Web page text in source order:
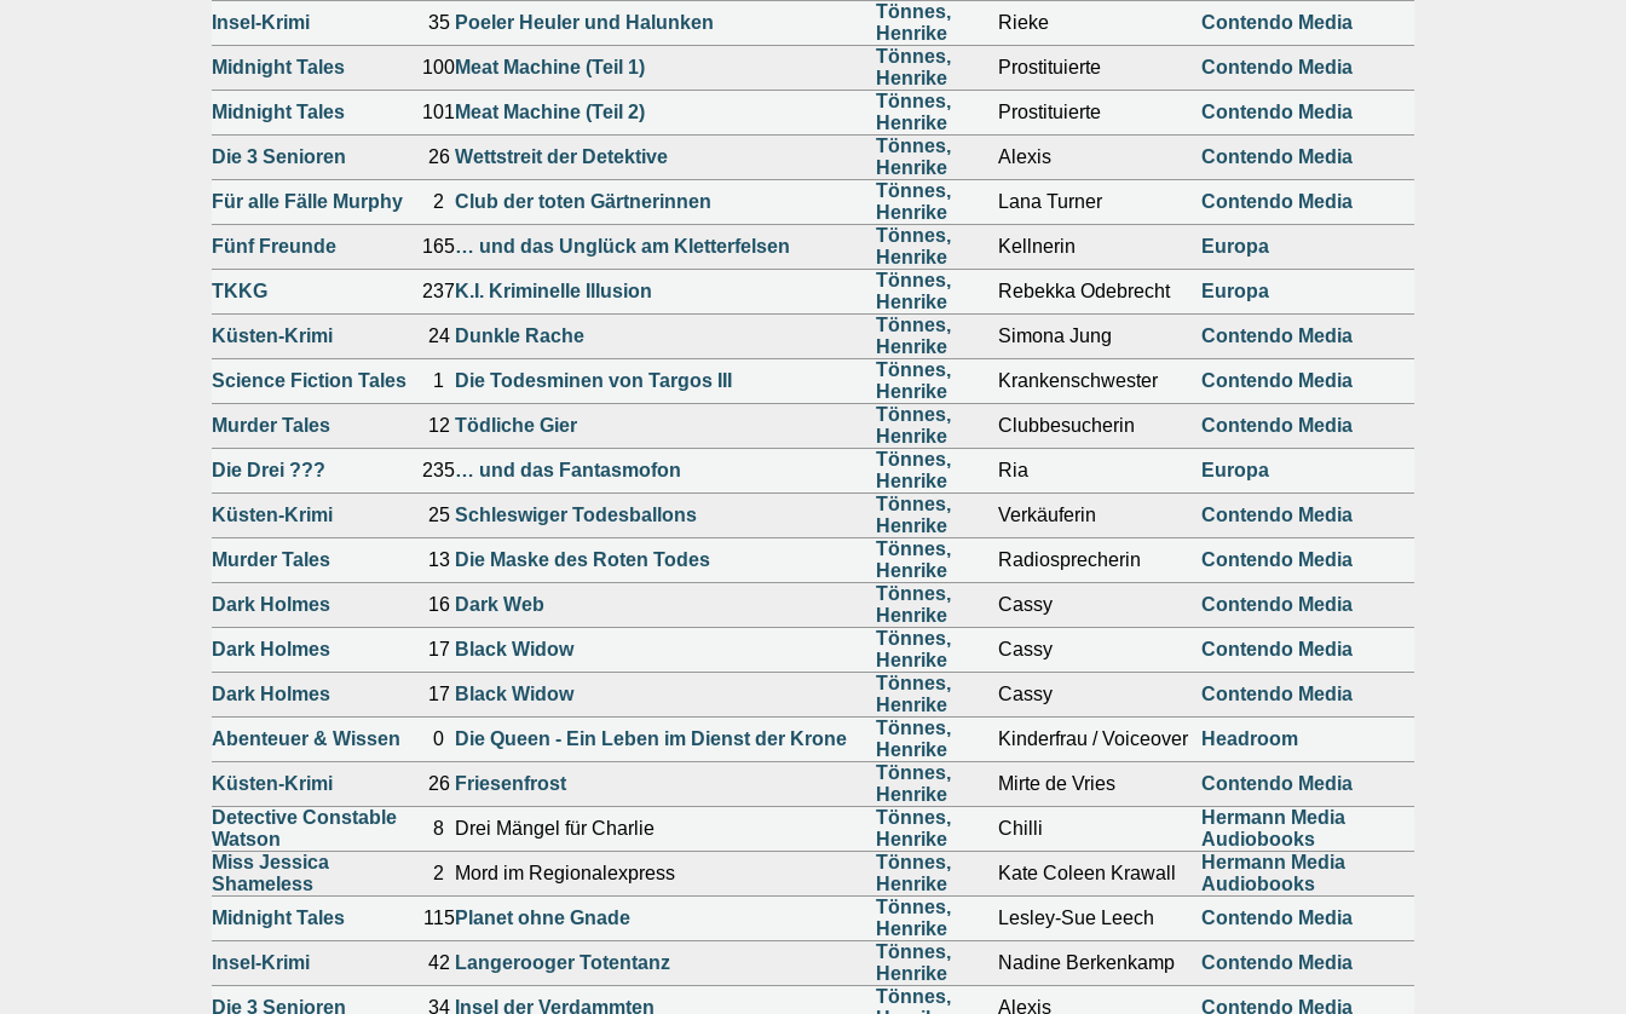
Insel-Krimi 35 Poeler Heuler und Halunken
Tönnes,
Henrike
Rieke Contendo Media
Midnight Tales 100Meat Machine (Teil 1)
Tönnes,
Henrike
Prostituierte Contendo Media
Midnight Tales 101 Meat Machine (Teil 2)
Tönnes,
Henrike
Prostituierte Contendo Media
Die 3 Senioren 26 Wettstreit der Detektive
Tönnes,
Henrike
Alexis Contendo Media
Für alle Fälle Murphy 2 Club der toten Gärtnerinnen
Tönnes,
Henrike
Lana Turner Contendo Media
Fünf Freunde 165… und das Unglück am Kletterfelsen
Tönnes,
Henrike
Kellnerin Europa
TKKG 237 K.I. Kriminelle Illusion
Tönnes,
Henrike
Rebekka Odebrecht Europa
Küsten-Krimi 24 Dunkle Rache
Tönnes,
Henrike
Simona Jung Contendo Media
Science Fiction Tales 1 Die Todesminen von Targos III
Tönnes,
Henrike
Krankenschwester Contendo Media
Murder Tales 12 Tödliche Gier
Tönnes,
Henrike
Clubbesucherin Contendo Media
Die Drei ??? 235… und das Fantasmofon
Tönnes,
Henrike
Ria Europa
Küsten-Krimi 25 Schleswiger Todesballons
Tönnes,
Henrike
Verkäuferin Contendo Media
Murder Tales 13 Die Maske des Roten Todes
Tönnes,
Henrike
Radiosprecherin Contendo Media
Dark Holmes 16 Dark Web
Tönnes,
Henrike
Cassy Contendo Media
Dark Holmes 17 Black Widow
Tönnes,
Henrike
Cassy Contendo Media
Dark Holmes 17 Black Widow
Tönnes,
Henrike
Cassy Contendo Media
Abenteuer & Wissen 0 Die Queen - Ein Leben im Dienst der Krone
Tönnes,
Henrike
Kinderfrau / Voiceover Headroom
Küsten-Krimi 26 Friesenfrost
Tönnes,
Henrike
Mirte de Vries
Contendo Media
Detective Constable
Watson
8 Drei Mängel für Charlie
Tönnes,
Henrike
Chilli
Hermann Media
Audiobooks
Miss Jessica
Shameless
2 Mord im Regionalexpress
Tönnes,
Henrike
Kate Coleen Krawall
Hermann Media
Audiobooks
Midnight Tales
115 Planet ohne Gnade
Tönnes,
Henrike
Lesley-Sue Leech Contendo Media
Insel-Krimi 42 Langerooger Totentanz
Tönnes,
Henrike
Nadine Berkenkamp Contendo Media
Die 3 Senioren 34 Insel der Verdammten
Tönnes,
Alexis Contendo Media